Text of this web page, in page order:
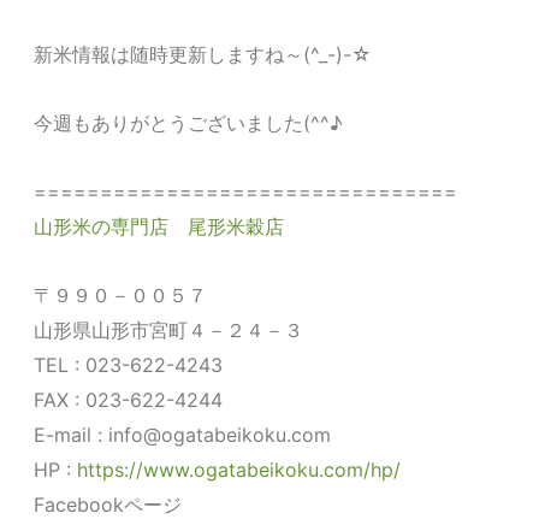
新米情報は随時更新しますね～(^_-)-☆
今週もありがとうございました(^^♪
================================
山形米の専門店 尾形米穀店
〒９９０－００５７
山形県山形市宮町４－２４－３
TEL : 023-622-4243
FAX : 023-622-4244
E-mail : info@ogatabeikoku.com
HP : https://www.ogatabeikoku.com/hp/
Facebookページ